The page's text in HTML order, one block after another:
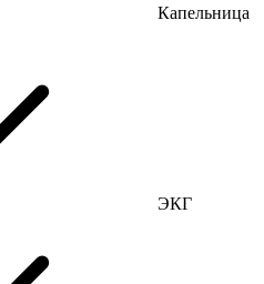
Капельница
ЭКГ